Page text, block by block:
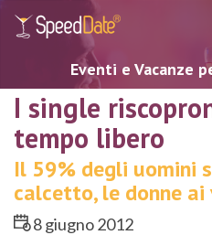
Eventi e Vacanze
I single
tempo libero
Il 59% degli uomini
calcetto, le donne ai
8 giugno 2012